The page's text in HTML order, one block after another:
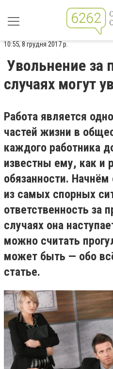
10:55, 8 грудня 2017 р.
Увольнение за
случаях могут
Работа является
частей жизни в
каждого работника
известны ему, как и
обязанности.
из самых спорных
ответственность за
случаях она
можно считать
может быть — обо
статье.